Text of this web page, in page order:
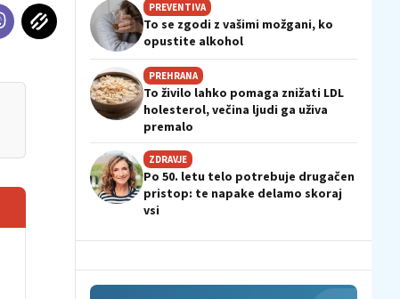
PREVENTIVA
To se zgodi z vašimi možgani, ko
opustite alkohol
PREHRANA
To živilo lahko pomaga znižati LDL
holesterol, večina ljudi ga uživa
premalo
ZDRAVJE
Po 50. letu telo potrebuje drugačen
pristop: te napake delamo skoraj
vsi